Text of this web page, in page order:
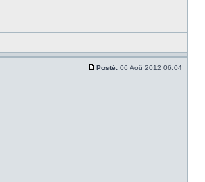
Posté: 06 Aoû 2012 06:04